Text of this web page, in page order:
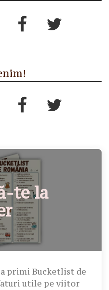
te la
primi Bucketlist de
utile pe viitor